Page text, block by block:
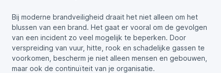
Bij moderne brandveiligheid draait het niet alleen om het
blussen van een brand. Het gaat er vooral om de gevolgen
van een incident zo veel mogelijk te beperken. Door
verspreiding van vuur, hitte, rook en schadelijke gassen te
voorkomen, bescherm je niet alleen mensen en gebouwen,
maar ook de continuïteit van je organisatie.